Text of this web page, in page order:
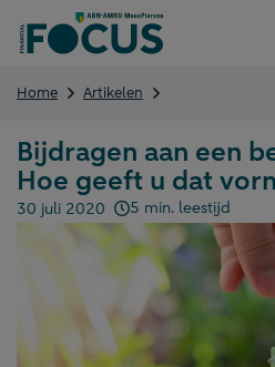
naar
Home Artikelen
betere
wereld.
Hoe
geeft
vorm?
Bijdragen aan een
Hoe geeft u dat
Gepubliceerd op:
30 juli 2020 5 min. leestijd